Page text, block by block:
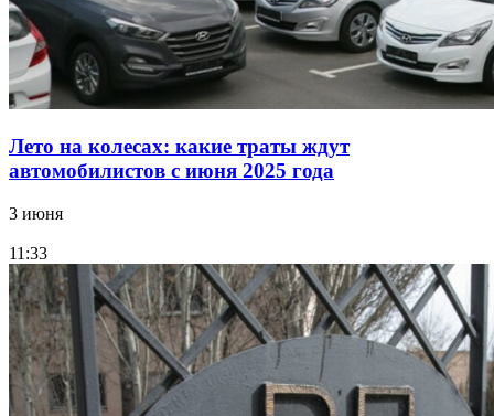
Лето на колесах: какие траты ждут
автомобилистов с июня 2025 года
3 июня
11:33